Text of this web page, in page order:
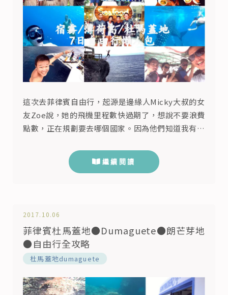
這次去菲律賓自由行，起源是邊緣人Micky大叔的女
友Zoe說，她的飛機里程數快過期了，想說不要浪費
點數，正在規劃要去哪個國家。因為他們知道我有在
的往返機票，希望我帶著他們一起去宿霧自由行，而
且如果Alison有空的話，也可以從馬尼拉飛到杜馬蓋
繼續閱讀
2017.10.06
菲律賓杜馬蓋地●Dumaguete●朗芒芽地
●自由行全攻略
杜馬蓋地dumaguete